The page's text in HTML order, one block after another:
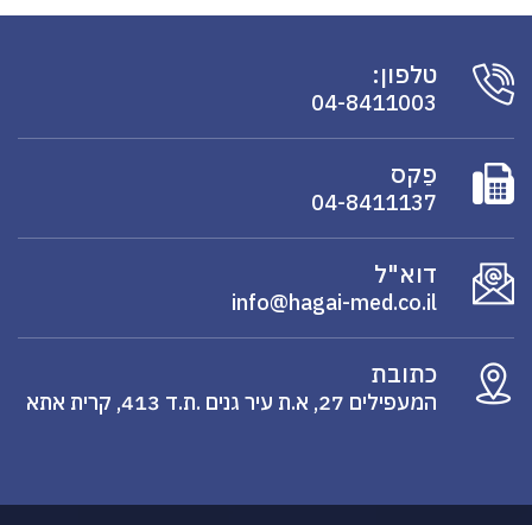
טלפון:
04-8411003
פַקס
04-8411137
דוא"ל
info@hagai-med.co.il
כתובת
המעפילים 27, א.ת עיר גנים .ת.ד 413, קרית אתא